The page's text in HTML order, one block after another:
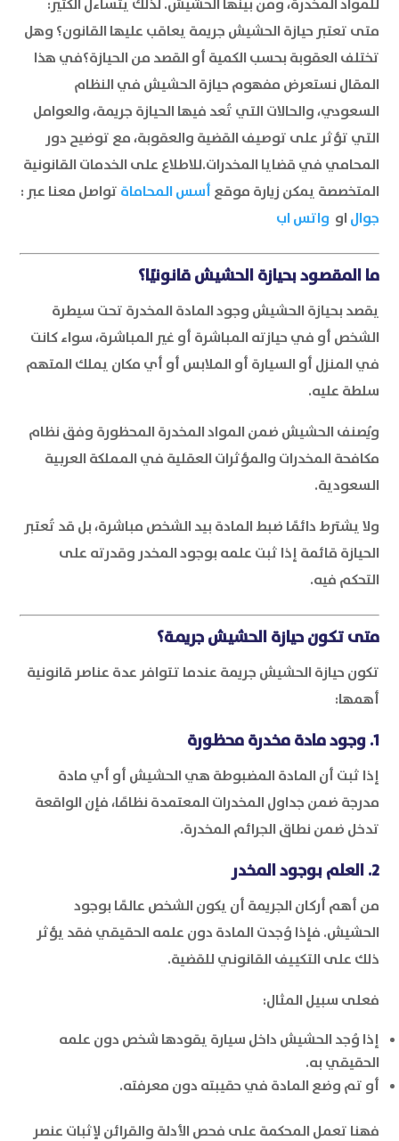
متى تعتبر حيازة الحشيش جريمة يعاقب عليها القانون؟ وهل
تختلف العقوبة بحسب الكمية أو القصد من الحيازة؟في هذا
المقال نستعرض مفهوم حيازة الحشيش في النظام
السعودي، والحالات التي تُعد فيها الحيازة جريمة، والعوامل
التي تؤثر على توصيف القضية والعقوبة، مع توضيح دور
المحامي في قضايا المخدرات.للاطلاع على الخدمات القانونية
المتخصصة يمكن زيارة موقع أسس المحاماة تواصل معنا عبر :
جوال او واتس اب
ما المقصود بحيازة الحشيش قانونيًا؟
يقصد بحيازة الحشيش وجود المادة المخدرة تحت سيطرة
الشخص أو في حيازته المباشرة أو غير المباشرة، سواء كانت
في المنزل أو السيارة أو الملابس أو أي مكان يملك المتهم
سلطة عليه.
ويُصنف الحشيش ضمن المواد المخدرة المحظورة وفق نظام
مكافحة المخدرات والمؤثرات العقلية في المملكة العربية
السعودية.
ولا يشترط دائمًا ضبط المادة بيد الشخص مباشرة، بل قد تُعتبر
الحيازة قائمة إذا ثبت علمه بوجود المخدر وقدرته على
التحكم فيه.
متى تكون حيازة الحشيش جريمة؟
تكون حيازة الحشيش جريمة عندما تتوافر عدة عناصر قانونية
أهمها:
1. وجود مادة مخدرة محظورة
إذا ثبت أن المادة المضبوطة هي الحشيش أو أي مادة
مدرجة ضمن جداول المخدرات المعتمدة نظامًا، فإن الواقعة
تدخل ضمن نطاق الجرائم المخدرة.
2. العلم بوجود المخدر
من أهم أركان الجريمة أن يكون الشخص عالمًا بوجود
الحشيش. فإذا وُجدت المادة دون علمه الحقيقي فقد يؤثر
ذلك على التكييف القانوني للقضية.
فعلى سبيل المثال:
إذا وُجد الحشيش داخل سيارة يقودها شخص دون علمه
الحقيقي به.
أو تم وضع المادة في حقيبته دون معرفته.
فهنا تعمل المحكمة على فحص الأدلة والقرائن لإثبات عنصر